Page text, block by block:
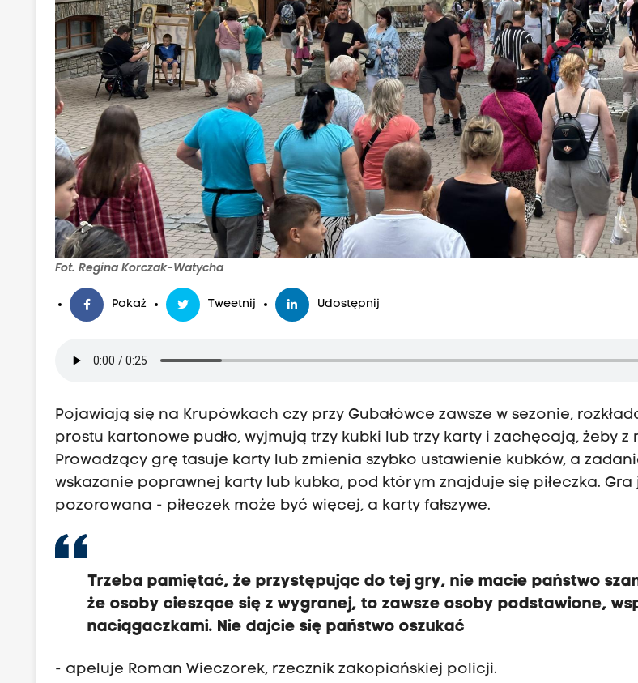
Fot. Regina Korczak-Watycha
Pokaż Tweetnij Udostępnij
Pojawiają się na Krupówkach czy przy Gubałówce zawsze w sezonie,
prostu kartonowe pudło, wyjmują trzy kubki lub trzy karty i zachęcają, żeby z
Prowadzący grę tasuje karty lub zmienia szybko ustawienie kubków, a
wskazanie poprawnej karty lub kubka, pod którym znajduje się piłeczka. Gra
pozorowana - piłeczek może być więcej, a karty fałszywe.
Trzeba pamiętać, że przystępując do tej gry, nie macie państwo
że osoby cieszące się z wygranej, to zawsze osoby podstawione,
naciągaczkami. Nie dajcie się państwo oszukać
- apeluje Roman Wieczorek, rzecznik zakopiańskiej policji.